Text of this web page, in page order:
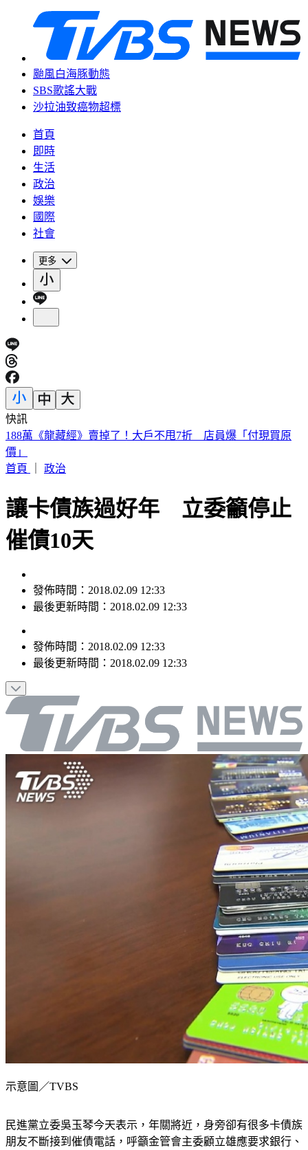
颱風白海豚動態
SBS歌謠大戰
沙拉油致癌物超標
首頁
即時
生活
政治
娛樂
國際
社會
更多
快訊
遠見天下創辦人高希均90歲辭世！「長壽5秘訣」曝 醫生也
認同
首頁
政治
讓卡債族過好年 立委籲停止
催債10天
發佈時間：2018.02.09 12:33
最後更新時間：2018.02.09 12:33
發佈時間： 2018.02.09 12:33
最後更新時間： 2018.02.09 12:33
示意圖／TVBS
民進黨立委吳玉琴今天表示，年關將近，身旁卻有很多卡債族
朋友不斷接到催債電話，呼籲金管會主委顧立雄應要求銀行、